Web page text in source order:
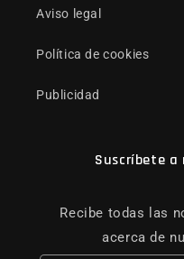
Aviso legal
Política de cookies
Publicidad
Suscríbete
Recibe todas las
acerca de